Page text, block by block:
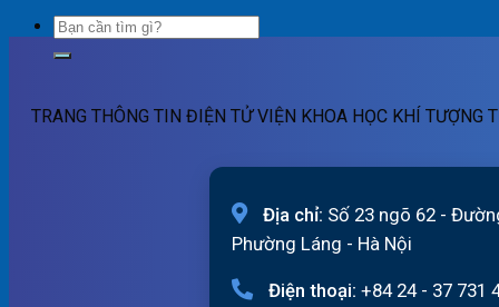
TRANG THÔNG TIN ĐIỆN TỬ VIỆN KHOA HỌC KHÍ TƯỢNG
Địa chỉ: Số 23 ngõ 62 -
Phường Láng - Hà Nội
Điện thoại: +84 24 - 37 731